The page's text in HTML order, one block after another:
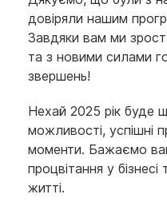
довіряли нашим
Завдяки вам ми
та з новими силами
звершень!
Нехай 2025 рік буде
можливості, успішні
моменти. Бажаємо
процвітання у
житті.